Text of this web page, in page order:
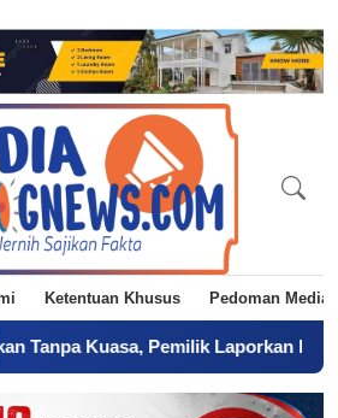
Ketentuan Khusus Pedoman Media
Pemilik Laporkan BPN Parepare